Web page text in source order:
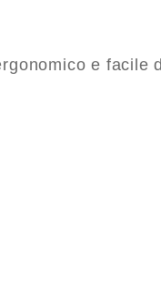
e facile